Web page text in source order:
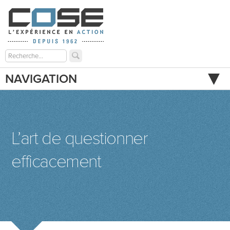
NAVIGATION
L’art de questionner
efficacement